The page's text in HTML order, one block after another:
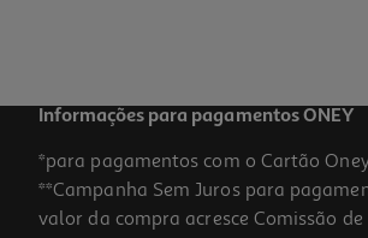
Informações para pagamentos ONEY
*para pagamentos com o Cartão
**Campanha Sem Juros para
valor da compra acresce Comissão